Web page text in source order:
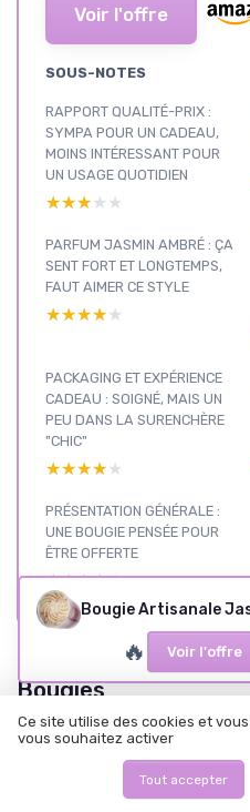
Voir l'offre
SOUS-NOTES
RAPPORT QUALITÉ-PRIX :
SYMPA POUR UN CADEAU,
MOINS INTÉRESSANT POUR
UN USAGE QUOTIDIEN
★★★★★
★★★★★
PARFUM JASMIN AMBRÉ : ÇA
SENT FORT ET LONGTEMPS,
FAUT AIMER CE STYLE
★★★★★
★★★★★
PACKAGING ET EXPÉRIENCE
CADEAU : SOIGNÉ, MAIS UN
PEU DANS LA SURENCHÈRE
"CHIC"
★★★★★
★★★★★
PRÉSENTATION GÉNÉRALE :
UNE BOUGIE PENSÉE POUR
ÊTRE OFFERTE
★★★★★
★★★★★
Bougies
par type
de cire :
Voir tous les
🔥 Voir l'offre
Ce site utilise des cookies et
vous souhaitez activer
Tout accepter